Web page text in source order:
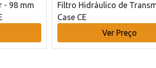
- 98 mm
Filtro Hidráulico de
Case CE
Ver Preço